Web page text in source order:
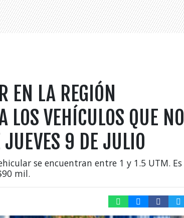
EN LA REGIÓN
LOS VEHÍCULOS QUE NO
JUEVES 9 DE JULIO
se encuentran entre 1 y 1.5 UTM. Es
mil.